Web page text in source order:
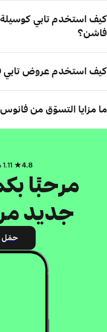
كيف استخدم تابي
فاشن؟
كيف استخدم عروض تابي
ما مزايا التسوّق من
4.8
مرحبًا
جديد
حمّل